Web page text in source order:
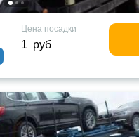
Цена посадки
1 руб